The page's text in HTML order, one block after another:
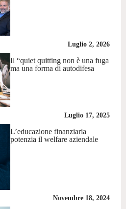
Luglio 2, 2026
Il “quiet quitting non è una fuga
ma una forma di autodifesa
Luglio 17, 2025
L’educazione finanziaria
potenzia il welfare aziendale
Novembre 18, 2024